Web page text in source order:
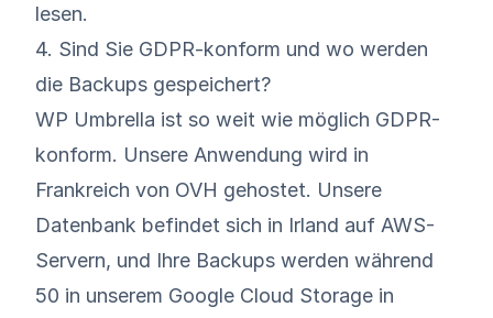
lesen.
4. Sind Sie GDPR-konform und wo werden
die Backups gespeichert?
WP Umbrella ist so weit wie möglich GDPR-
konform. Unsere Anwendung wird in
Frankreich von OVH gehostet. Unsere
Datenbank befindet sich in Irland auf AWS-
Servern, und Ihre Backups werden während
50 in unserem Google Cloud Storage in